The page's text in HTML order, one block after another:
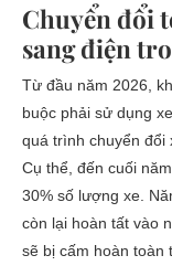
Chuyển đổi
sang điện
Từ đầu năm 2026,
buộc phải sử dụng
quá trình chuyển đổi
Cụ thể, đến cuối
30% số lượng xe.
còn lại hoàn tất vào
sẽ bị cấm hoàn toàn